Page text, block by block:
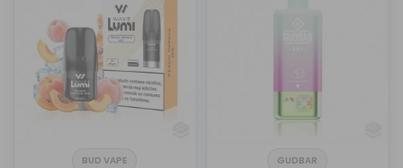
BUD VAPE GUDBAR